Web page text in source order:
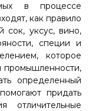
в процессе
как правило
сок, уксус, вино,
специи и
которое
промышленности,
определенный
придать
отличительные